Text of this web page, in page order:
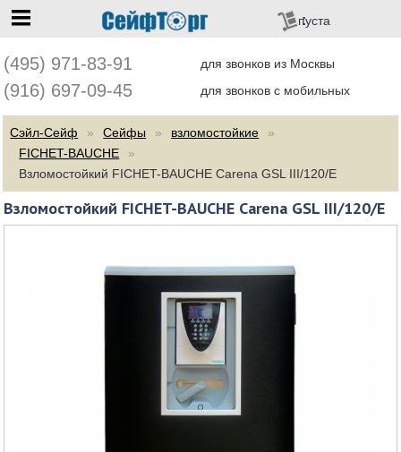
(495) 971-83-91 для звонков из Москвы
(916) 697-09-45 для звонков с мобильных
пуста
Сэйл-Сейф Сейфы
взломостойкие
FICHET-BAUCHE
Взломостойкий FICHET-BAUCHE Carena GSL III/120/E
Взломостойкий FICHET-BAUCHE Carena GSL III/120/E